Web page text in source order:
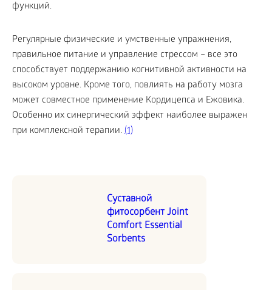
функций.
Регулярные физические и умственные упражнения,
правильное питание и управление стрессом – все это
способствует поддержанию когнитивной активности на
высоком уровне. Кроме того, повлиять на работу мозга
может совместное применение Кордицепса и Ежовика.
Особенно их синергический эффект наиболее выражен
при комплексной терапии. (1)
Суставной
фитосорбент Joint
Comfort Essential
Sorbents